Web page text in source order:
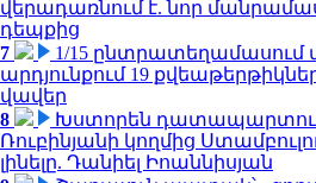
վերադառնում է. նոր
դեպքից
7
1/15 ընտրատեղամասում
արդյունքում 19
վավեր
8
Խստորեն դատապարտում
Ռուբինյանի կողմից
լինելը. Դանիել Իոաննիսյան